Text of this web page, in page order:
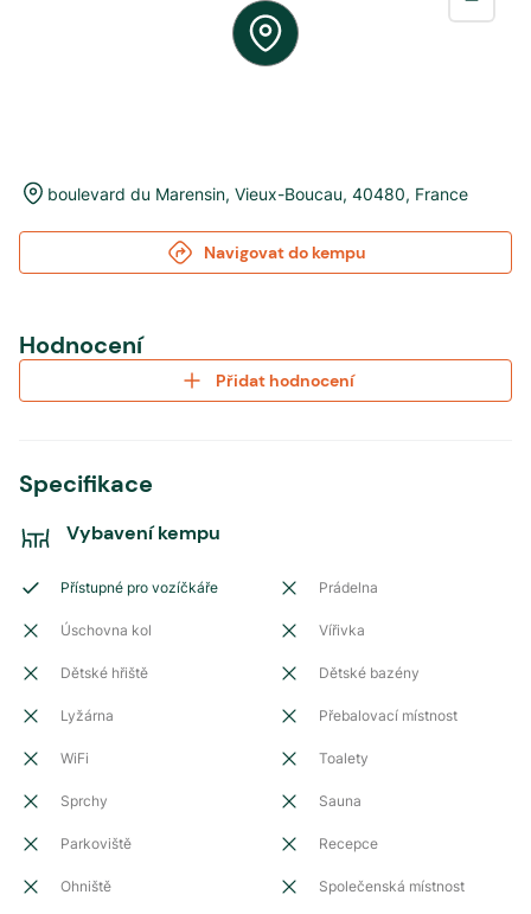
boulevard du Marensin, Vieux-Boucau, 40480, France
Navigovat do kempu
Hodnocení
Přidat hodnocení
Specifikace
Vybavení kempu
Přístupné pro vozíčkáře Prádelna
Úschovna kol Vířivka
Dětské hřiště Dětské bazény
Lyžárna Přebalovací místnost
WiFi Toalety
Sprchy Sauna
Parkoviště Recepce
Ohniště Společenská místnost